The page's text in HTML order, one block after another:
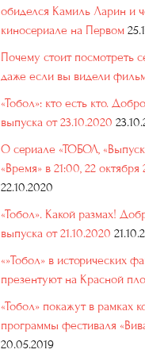
обиделся Камиль Ларин и
киносериале на Первом
Почему стоит посмотреть
даже если вы видели
«Тобол»: кто есть кто.
выпуска от 23.10.2020
О сериале «ТОБОЛ,
«Время» в 21:00, 22 октября
22.10.2020
«Тобол». Какой размах!
выпуска от 21.10.2020
«»Тобол» в исторических
презентуют на Красной
«Тобол» покажут в рамках
программы фестиваля
20.05.2019